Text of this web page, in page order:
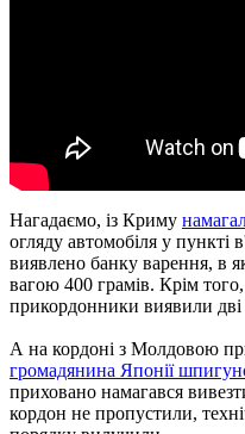
Нагадаємо, із Криму
огляду автомобіля у пункті
виявлено банку варення, в
вагою 400 грамів. Крім
прикордонники виявили дві
А на кордоні з Молдовою
громадянина Японії
приховано намагався
кордон не пропустили,